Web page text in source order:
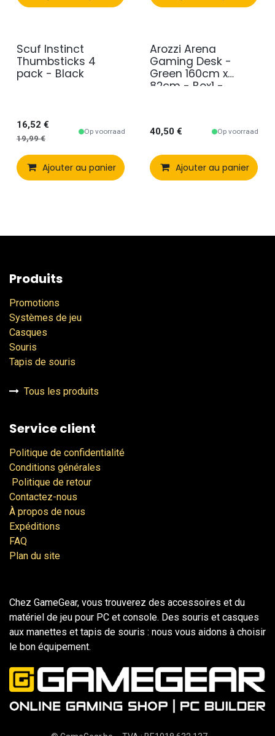
Scuf Instinct
Thumbsticks 4
pack - Black
16,52 €
19,99€
Op voorraad
Ajouter au panier Comparer Ajouter à
Arozzi Arena
Gaming Desk -
Green 160cm x
82cm - Box1 -
40,50€ Op voorraad
Ajouter au panier
Produits
Promotions
Systèmes de jeu
Casques
Souris
Tapis de souris
Tous les produits
Service client
Politique de confidentialité
Conditions générales
Politique de retour
Contactez-nous
À propos de nous
Expéditions
FAQ
Plan du site
Chez GameGear, vous trouverez des accessoires et du
matériel de jeu pour PC et console. Des souris et casques
aux manettes et tapis de souris : nous vous aidons à choisir
le bon équipement.